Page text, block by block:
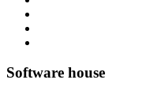
Software house